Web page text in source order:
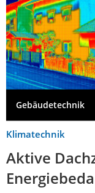
Gebäudetechnik
Klimatechnik
Aktive